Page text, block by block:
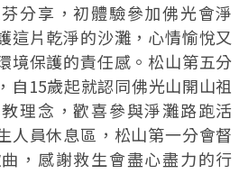
分享，初體驗參加佛光會淨
這片乾淨的沙灘，心情愉悅又
境保護的責任感。松山第五分
自15歲起就認同佛光山開山祖
理念，歡喜參與淨灘路跑活
人員休息區，松山第一分會督
，感謝救生會盡心盡力的行